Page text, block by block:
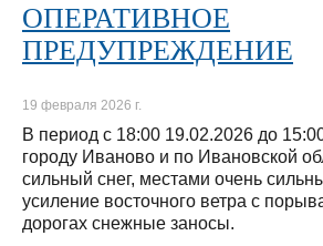
ОПЕРАТИВНОЕ
ПРЕДУПРЕЖДЕНИЕ
19 февраля 2026 г.
В период с 18:00 19.02.2026 до
городу Иваново и по Ивановской
сильный снег, местами очень
усиление восточного ветра с
дорогах снежные заносы.